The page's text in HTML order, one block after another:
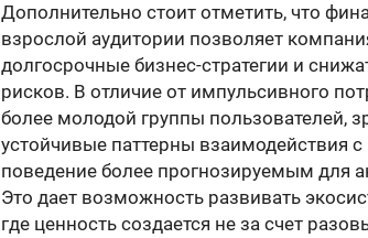
Дополнительно стоит отметить, что
взрослой аудитории позволяет
долгосрочные бизнес-стратегии и
рисков. В отличие от импульсивного
более молодой группы пользователей,
устойчивые паттерны взаимодействия с
поведение более прогнозируемым для
Это дает возможность развивать
где ценность создается не за счет